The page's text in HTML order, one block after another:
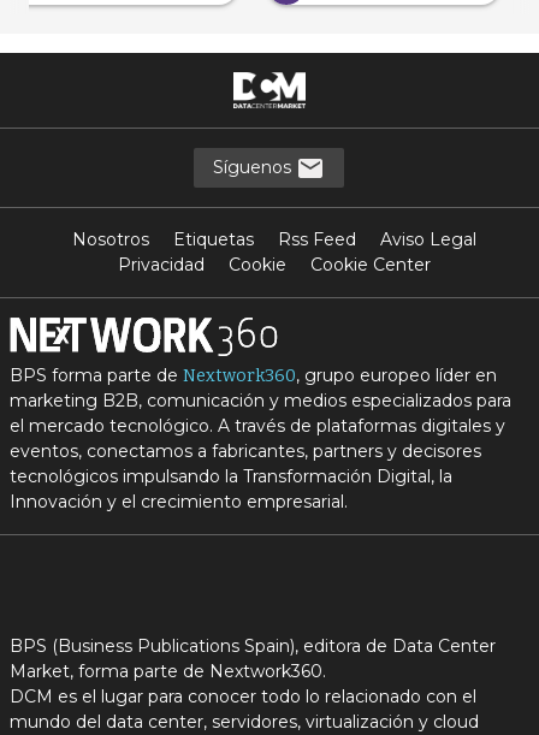
Síguenos
Nosotros Etiquetas Rss Feed
Aviso Legal
Privacidad
Cookie Cookie Center
BPS forma parte de Nextwork360, grupo europeo líder en
marketing B2B, comunicación y medios especializados para
el mercado tecnológico. A través de plataformas digitales y
eventos, conectamos a fabricantes, partners y decisores
tecnológicos impulsando la Transformación Digital, la
Innovación y el crecimiento empresarial.
BPS (Business Publications Spain), editora de Data Center
Market, forma parte de Nextwork360.
DCM es el lugar para conocer todo lo relacionado con el
mundo del data center, servidores, virtualización y cloud